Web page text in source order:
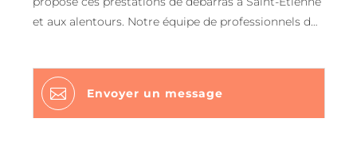
et aux alentours. Notre équipe de professionnels du
atelier ou votre bureau à Saint-Etienne. Nous nous
déplaçons gratuitement sur Saint-Etienne et toute
la Loire pour évaluer les meubles et déterminer
 Envoyer un message